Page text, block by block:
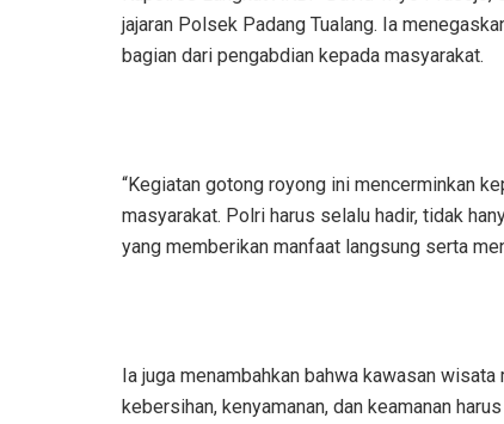
jajaran Polsek Padang Tualang. Ia
bagian dari pengabdian kepada masyarakat.
“Kegiatan gotong royong ini mencerminkan
masyarakat. Polri harus selalu hadir, tidak
yang memberikan manfaat langsung serta
Ia juga menambahkan bahwa kawasan
kebersihan, kenyamanan, dan keamanan